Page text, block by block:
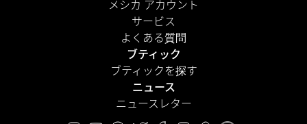
メシカ アカウント
サービス
よくある質問
ブティック
ブティックを探す
ニュース
ニュースレター